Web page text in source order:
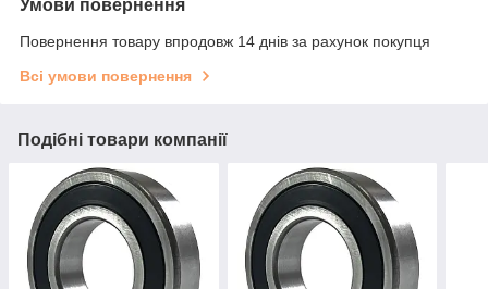
Умови повернення
Повернення товару впродовж 14 днів за рахунок покупця
Всі умови повернення
Подібні товари компанії